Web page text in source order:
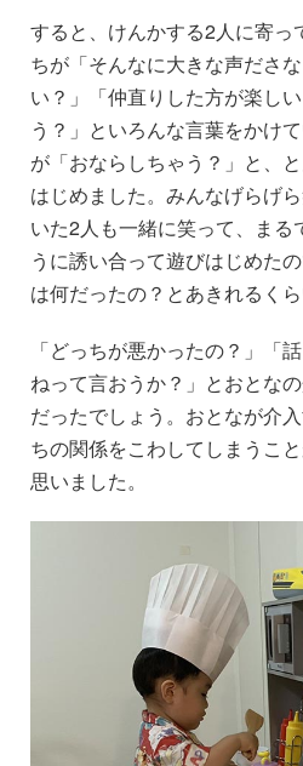
すると、けんかする2人に寄っ
ちが「そんなに大きな声ださ
い？」「仲直りした方が楽し
う？」といろんな言葉をかけ
が「おならしちゃう？」と、
はじめました。みんなげらげ
いた2人も一緒に笑って、まる
うに誘い合って遊びはじめた
は何だったの？とあきれるくら
「どっちが悪かったの？」「
ねって言おうか？」とおとな
だったでしょう。おとなが介
ちの関係をこわしてしまうこ
思いました。